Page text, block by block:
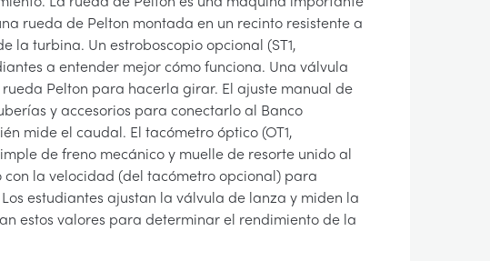
rueda de Pelton montada en un recinto resistente a
la turbina. Un estroboscopio opcional (ST1,
a entender mejor cómo funciona. Una válvula
Pelton para hacerla girar. El ajuste manual de
y accesorios para conectarlo al Banco
mide el caudal. El tacómetro óptico (OT1,
de freno mecánico y muelle de resorte unido al
la velocidad (del tacómetro opcional) para
estudiantes ajustan la válvula de lanza y miden la
estos valores para determinar el rendimiento de la